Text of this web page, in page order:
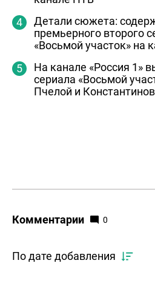
Детали сюжета:
премьерного второго
«Восьмой участок» на
На канале «Россия 1»
сериала «Восьмой
Пчелой и
Комментарии 0
По дате добавления